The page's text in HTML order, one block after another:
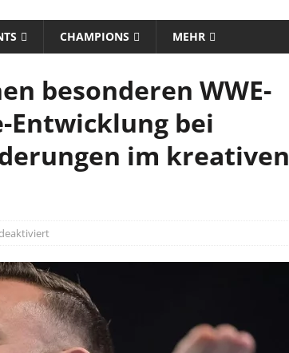
CHAMPIONS MEHR
besonderen WWE-
Entwicklung bei
im kreativen